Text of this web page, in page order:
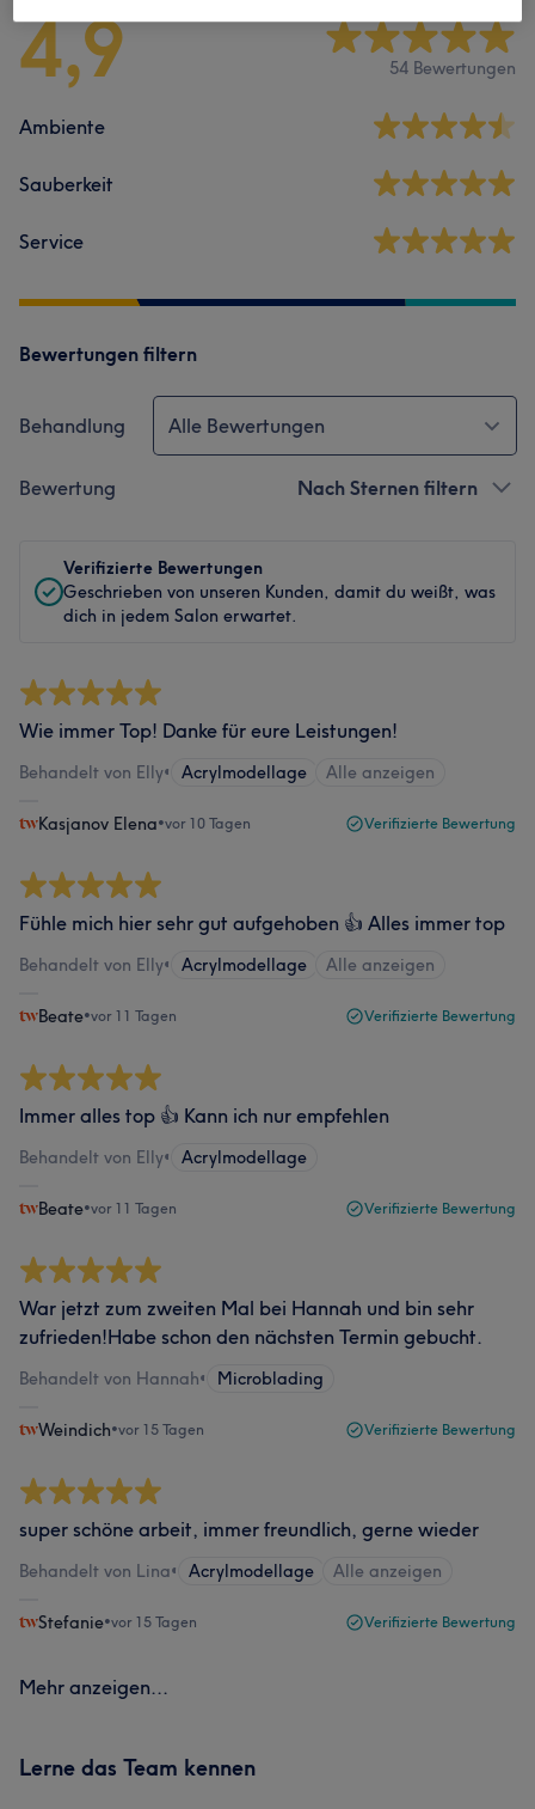
4,9 54 Bewertungen
Ambiente
Sauberkeit
Service
Bewertungen filtern
Behandlung Alle Bewertungen
Bewertung Nach Sternen filtern
Verifizierte Bewertungen
Geschrieben von unseren Kunden, damit du weißt, was
dich in jedem Salon erwartet.
Wie immer Top! Danke für eure Leistungen!
Behandelt von Elly• Acrylmodellage Alle anzeigen
Kasjanov Elena•vor 10 Tagen Verifizierte Bewertung
Fühle mich hier sehr gut aufgehoben 👍 Alles immer top
Behandelt von Elly• Acrylmodellage Alle anzeigen
Beate•vor 11 Tagen Verifizierte Bewertung
Immer alles top 👍 Kann ich nur empfehlen
Behandelt von Elly• Acrylmodellage
Beate•vor 11 Tagen Verifizierte Bewertung
War jetzt zum zweiten Mal bei Hannah und bin sehr
zufrieden!Habe schon den nächsten Termin gebucht.
Behandelt von Hannah• Microblading
Weindich•vor 15 Tagen Verifizierte Bewertung
super schöne arbeit, immer freundlich, gerne wieder
Behandelt von Lina• Acrylmodellage Alle anzeigen
Stefanie•vor 15 Tagen Verifizierte Bewertung
Mehr anzeigen...
Lerne das Team kennen